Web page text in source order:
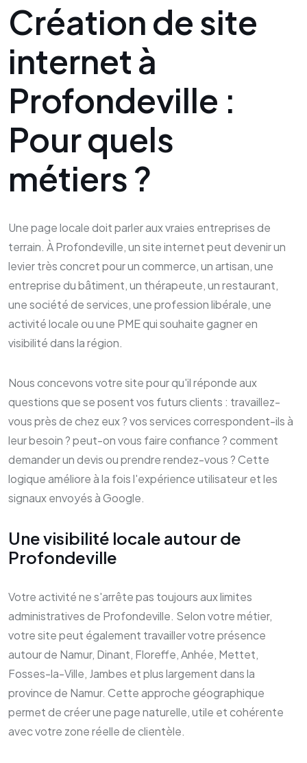
Création de site
internet à
Profondeville :
Pour quels
métiers ?
Une page locale doit parler aux vraies entreprises de
terrain. À Profondeville, un site internet peut devenir un
levier très concret pour un commerce, un artisan, une
entreprise du bâtiment, un thérapeute, un restaurant,
une société de services, une profession libérale, une
activité locale ou une PME qui souhaite gagner en
visibilité dans la région.
Nous concevons votre site pour qu'il réponde aux
questions que se posent vos futurs clients : travaillez-
vous près de chez eux ? vos services correspondent-ils à
leur besoin ? peut-on vous faire confiance ? comment
demander un devis ou prendre rendez-vous ? Cette
logique améliore à la fois l'expérience utilisateur et les
signaux envoyés à Google.
Une visibilité locale autour de
Profondeville
Votre activité ne s'arrête pas toujours aux limites
administratives de Profondeville. Selon votre métier,
votre site peut également travailler votre présence
autour de Namur, Dinant, Floreffe, Anhée, Mettet,
Fosses-la-Ville, Jambes et plus largement dans la
province de Namur. Cette approche géographique
permet de créer une page naturelle, utile et cohérente
avec votre zone réelle de clientèle.